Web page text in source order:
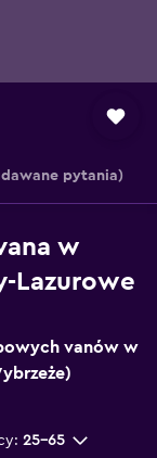
pytania)
w
Lazurowe
vanów w
25-65